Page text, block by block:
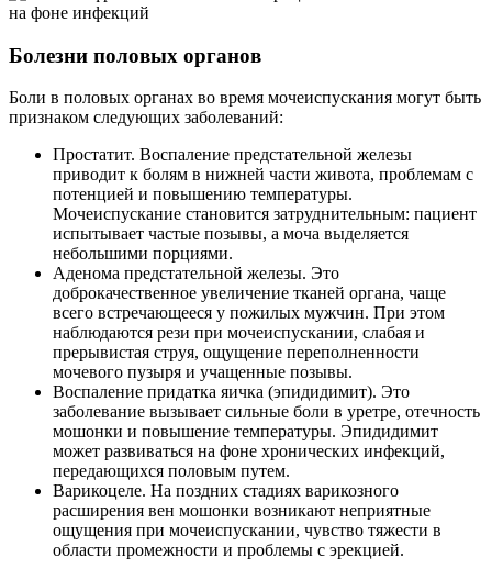
Болезни половых органов
Боли в половых органах во время мочеиспускания могут быть
признаком следующих заболеваний:
Простатит. Воспаление предстательной железы
приводит к болям в нижней части живота, проблемам с
потенцией и повышению температуры.
Мочеиспускание становится затруднительным: пациент
испытывает частые позывы, а моча выделяется
небольшими порциями.
Аденома предстательной железы. Это
доброкачественное увеличение тканей органа, чаще
всего встречающееся у пожилых мужчин. При этом
наблюдаются рези при мочеиспускании, слабая и
прерывистая струя, ощущение переполненности
мочевого пузыря и учащенные позывы.
Воспаление придатка яичка (эпидидимит). Это
заболевание вызывает сильные боли в уретре, отечность
мошонки и повышение температуры. Эпидидимит
может развиваться на фоне хронических инфекций,
передающихся половым путем.
Варикоцеле. На поздних стадиях варикозного
расширения вен мошонки возникают неприятные
ощущения при мочеиспускании, чувство тяжести в
области промежности и проблемы с эрекцией.